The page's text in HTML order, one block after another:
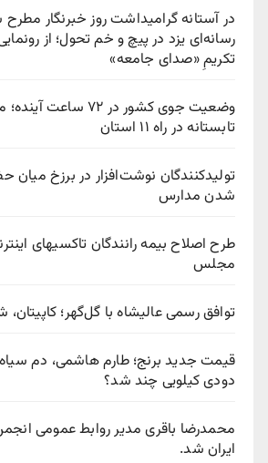
در آستانه گرامیداشت روز خبرنگار
رسانه‌ای یزد در پیچ‌ و خم تحول؛ از
تکریمِ «صدای جامعه»
وضعیت جوی کشور در ۷۲
تابستانه در راه ۱۱ استان
تولیدکنندگان نوشت‌افزار در برزخ میان
شدن مدارس
طرح اصلاح بیمه رانندگان تاکسیهای
مجلس
توافق رسمی عالیشاه با گل‌گهر؛
قیمت جدید برنج؛ طارم هاشمی، دم سیاه
دودی کیلویی چند شد؟
ایران شد.